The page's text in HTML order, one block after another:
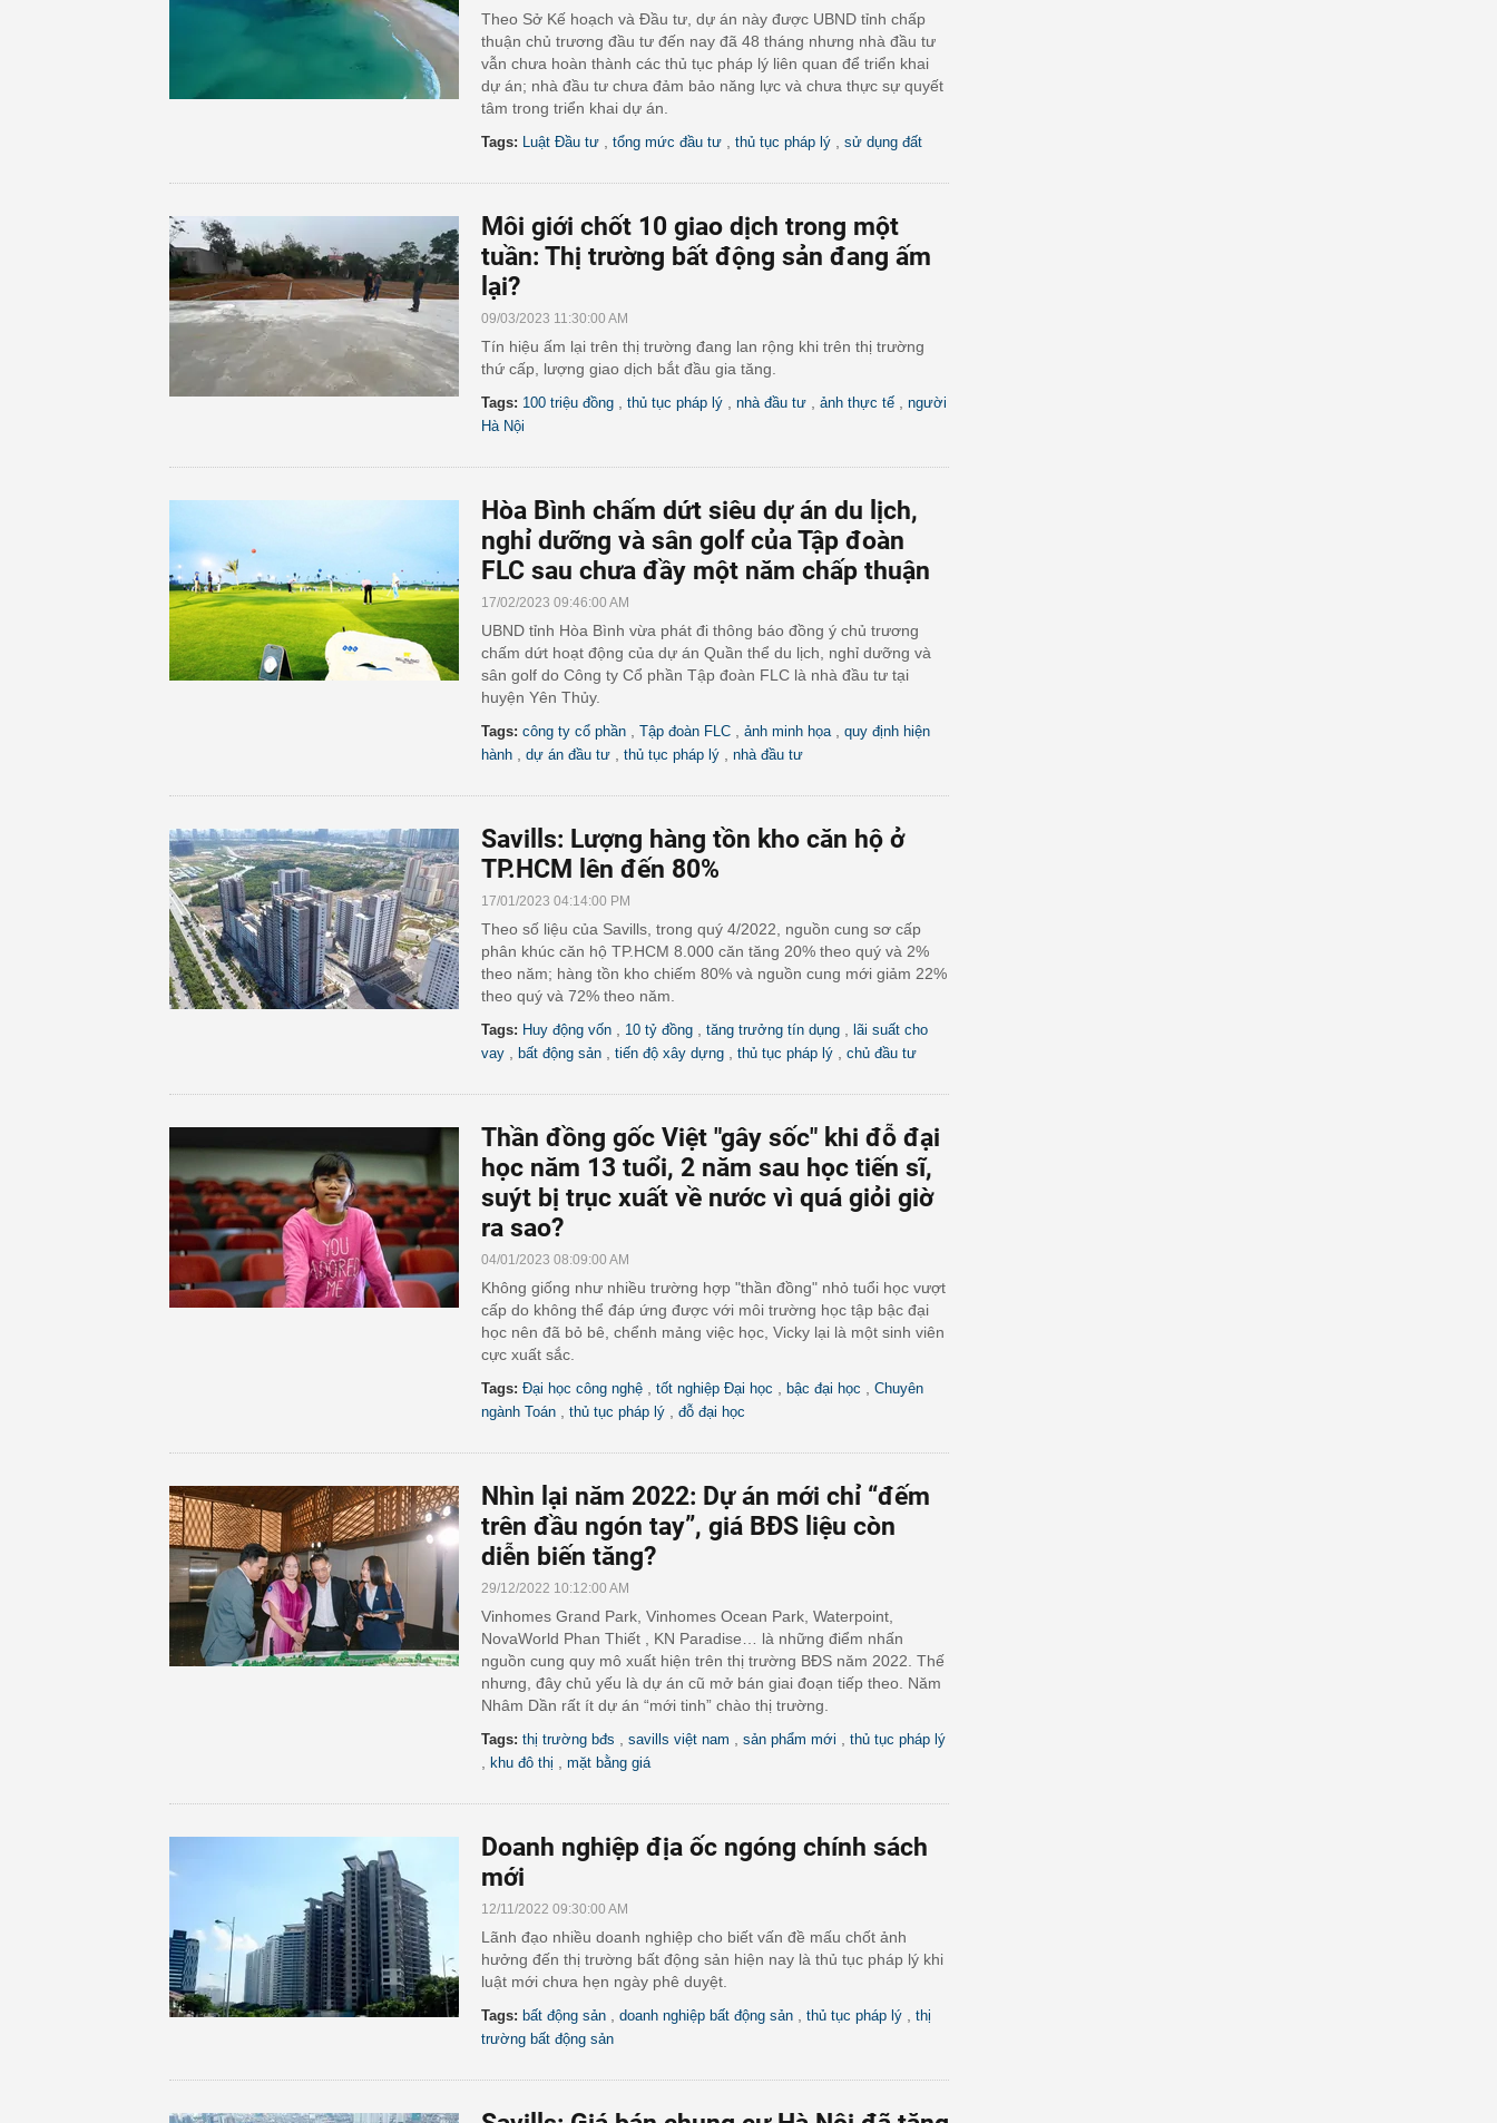
Theo Sở Kế hoạch và Đầu tư, dự án này được UBND tỉnh chấp
thuận chủ trương đầu tư đến nay đã 48 tháng nhưng nhà đầu tư
vẫn chưa hoàn thành các thủ tục pháp lý liên quan để triển khai
dự án; nhà đầu tư chưa đảm bảo năng lực và chưa thực sự quyết
tâm trong triển khai dự án.
Tags: Luật Đầu tư tổng mức đầu tư thủ tục pháp lý sử dụng đất
Môi giới chốt 10 giao dịch trong một
tuần: Thị trường bất động sản đang ấm
lại?
09/03/2023 11:30:00 AM
Tín hiệu ấm lại trên thị trường đang lan rộng khi trên thị trường
thứ cấp, lượng giao dịch bắt đầu gia tăng.
Tags: 100 triệu đồng thủ tục pháp lý nhà đầu tư ảnh thực tế
người
Hà Nội
Hòa Bình chấm dứt siêu dự án du lịch,
nghỉ dưỡng và sân golf của Tập đoàn
FLC sau chưa đầy một năm chấp thuận
17/02/2023 09:46:00 AM
UBND tỉnh Hòa Bình vừa phát đi thông báo đồng ý chủ trương
chấm dứt hoạt động của dự án Quần thể du lịch, nghỉ dưỡng và
sân golf do Công ty Cổ phần Tập đoàn FLC là nhà đầu tư tại
huyện Yên Thủy.
Tags: công ty cổ phần Tập đoàn FLC ảnh minh họa
quy định hiện
hành
dự án đầu tư thủ tục pháp lý nhà đầu tư
Savills: Lượng hàng tồn kho căn hộ ở
TP.HCM lên đến 80%
17/01/2023 04:14:00 PM
Theo số liệu của Savills, trong quý 4/2022, nguồn cung sơ cấp
phân khúc căn hộ TP.HCM 8.000 căn tăng 20% theo quý và 2%
theo năm; hàng tồn kho chiếm 80% và nguồn cung mới giảm 22%
theo quý và 72% theo năm.
Tags: Huy động vốn 10 tỷ đồng tăng trưởng tín dụng
lãi suất cho
vay
bất động sản tiến độ xây dựng thủ tục pháp lý chủ đầu tư
Thần đồng gốc Việt "gây sốc" khi đỗ đại
học năm 13 tuổi, 2 năm sau học tiến sĩ,
suýt bị trục xuất về nước vì quá giỏi giờ
ra sao?
04/01/2023 08:09:00 AM
Không giống như nhiều trường hợp "thần đồng" nhỏ tuổi học vượt
cấp do không thể đáp ứng được với môi trường học tập bậc đại
học nên đã bỏ bê, chểnh mảng việc học, Vicky lại là một sinh viên
cực xuất sắc.
Tags: Đại học công nghệ tốt nghiệp Đại học bậc đại học
Chuyên
ngành Toán
thủ tục pháp lý đỗ đại học
Nhìn lại năm 2022: Dự án mới chỉ “đếm
trên đầu ngón tay”, giá BĐS liệu còn
diễn biến tăng?
29/12/2022 10:12:00 AM
Vinhomes Grand Park, Vinhomes Ocean Park, Waterpoint,
NovaWorld Phan Thiết , KN Paradise… là những điểm nhấn
nguồn cung quy mô xuất hiện trên thị trường BĐS năm 2022. Thế
nhưng, đây chủ yếu là dự án cũ mở bán giai đoạn tiếp theo. Năm
Nhâm Dần rất ít dự án “mới tinh” chào thị trường.
Tags: thị trường bđs savills việt nam sản phẩm mới thủ tục pháp lý
khu đô thị mặt bằng giá
Doanh nghiệp địa ốc ngóng chính sách
mới
12/11/2022 09:30:00 AM
Lãnh đạo nhiều doanh nghiệp cho biết vấn đề mấu chốt ảnh
hưởng đến thị trường bất động sản hiện nay là thủ tục pháp lý khi
luật mới chưa hẹn ngày phê duyệt.
Tags: bất động sản doanh nghiệp bất động sản thủ tục pháp lý
thị
trường bất động sản